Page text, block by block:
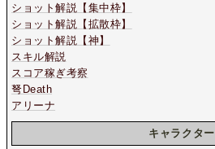
ショット解説【集中枠】
ショット解説【拡散枠】
ショット解説【神】
スキル解説
スコア稼ぎ考察
弩Death
アリーナ
キャラクター